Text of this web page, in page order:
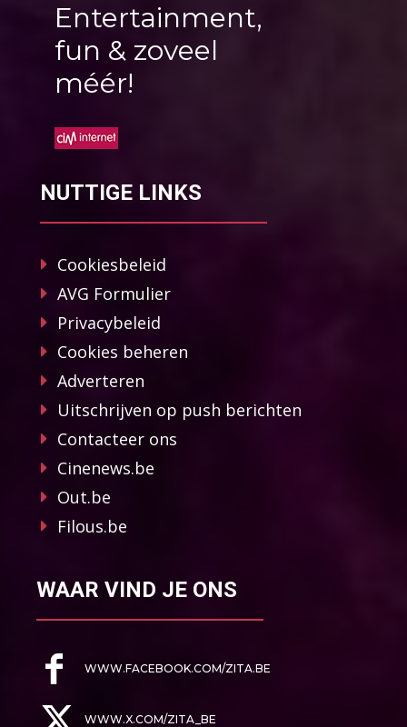
Entertainment,
fun & zoveel
méér!
NUTTIGE LINKS
Cookiesbeleid
AVG Formulier
Privacybeleid
Cookies beheren
Adverteren
Uitschrijven op push berichten
Contacteer ons
Cinenews.be
Out.be
Filous.be
WAAR VIND JE ONS
WWW.FACEBOOK.COM/ZITA.BE
WWW.X.COM/ZITA_BE